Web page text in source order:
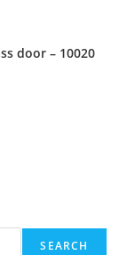
door – 10020
SEARCH